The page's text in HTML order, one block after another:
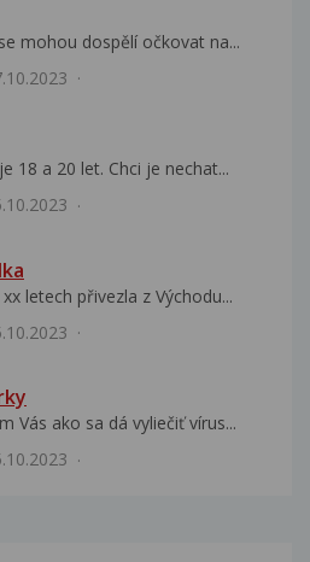
mohou dospělí očkovat na...
18 a 20 let. Chci je nechat...
letech přivezla z Východu...
Vás ako sa dá vyliečiť vírus...